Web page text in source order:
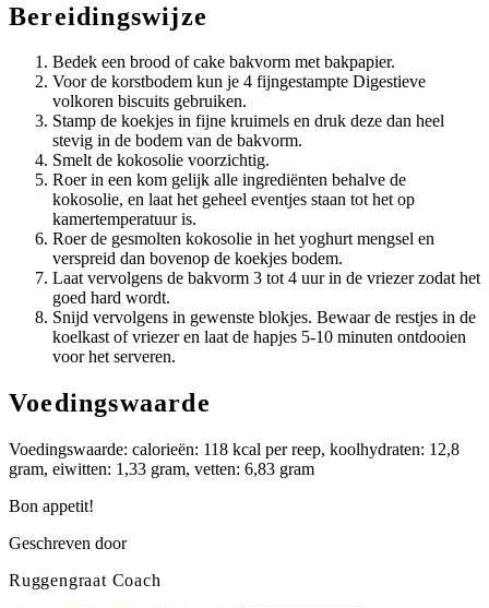
Bereidingswijze
Bedek een brood of cake bakvorm met bakpapier.
Voor de korstbodem kun je 4 fijngestampte Digestieve
volkoren biscuits gebruiken.
Stamp de koekjes in fijne kruimels en druk deze dan heel
stevig in de bodem van de bakvorm.
Smelt de kokosolie voorzichtig.
Roer in een kom gelijk alle ingrediënten behalve de
kokosolie, en laat het geheel eventjes staan tot het op
kamertemperatuur is.
Roer de gesmolten kokosolie in het yoghurt mengsel en
verspreid dan bovenop de koekjes bodem.
Laat vervolgens de bakvorm 3 tot 4 uur in de vriezer zodat het
goed hard wordt.
Snijd vervolgens in gewenste blokjes. Bewaar de restjes in de
koelkast of vriezer en laat de hapjes 5-10 minuten ontdooien
voor het serveren.
Voedingswaarde
Voedingswaarde: calorieën: 118 kcal per reep, koolhydraten: 12,8
gram, eiwitten: 1,33 gram, vetten: 6,83 gram
Bon appetit!
Geschreven door
Ruggengraat Coach